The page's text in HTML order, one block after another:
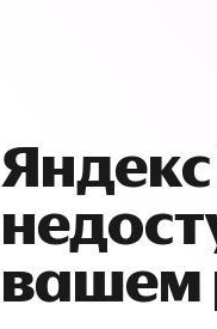
вашем